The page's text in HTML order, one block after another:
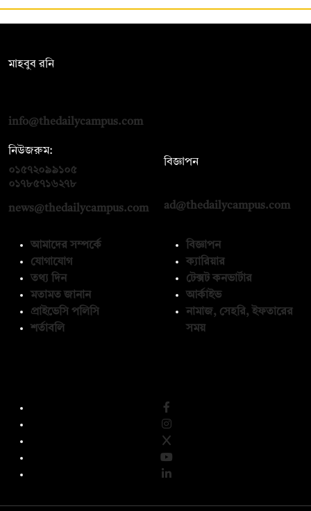
মাহবুব রনি
info@thedailycampus.com
নিউজরুম:
০১৫৭২০৯৯১০৫
০১৭৮৫৭১৬২৭৮
news@thedailycampus.com
বিজ্ঞাপন
ad@thedailycampus.com
আমাদের সম্পর্কে
যোগাযোগ
তথ্য দিন
মতামত জানান
প্রাইভেসি পলিসি
শর্তাবলি
বিজ্ঞাপন
ক্যারিয়ার
টেক্সট কনভার্টার
আর্কাইভ
নামাজ, সেহরি, ইফতারের
সময়